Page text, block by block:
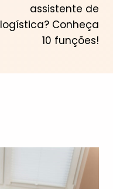
assistente de
logística? Conheça
10 funções!